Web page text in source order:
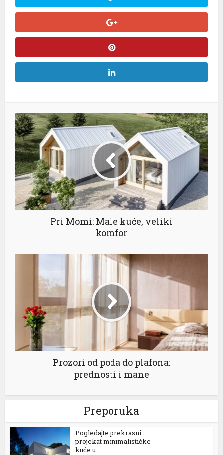
Pri Momi: Male kuće, veliki
komfor
Prozori od poda do plafona:
prednosti i mane
Preporuka
Pogledajte prekrasni
projekat minimalističke
kuće u...